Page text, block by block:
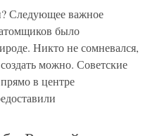
Следующее важное
было
Никто не сомневался,
можно. Советские
в центре